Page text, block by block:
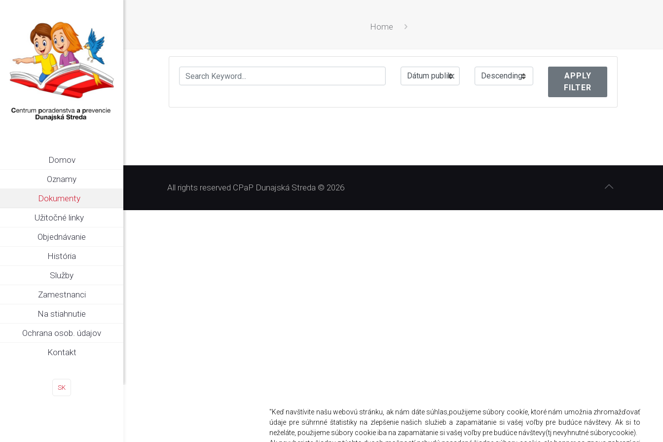
Domov
Oznamy
Dokumenty
Užitočné linky
Objednávanie
História
Služby
Zamestnanci
Na stiahnutie
Ochrana osob. údajov
Kontakt
SK
Home
APPLY
FILTER
All rights reserved CPaP Dunajská Streda © 2026
"Keď navštívite našu webovú stránku, ak nám dáte súhlas,použijeme súbory cookíe, ktoré nám umožnia zhromažďovať
údaje pre súhrnné štatistiky na zlepšenie našich služieb a zapamätanie si vašej voľby pre budúce návštevy. Ak si to
neželáte, použijeme súbory cookie iba na zapamätanie si vašej voľby pre budúce návštevy(tj nevyhnutné súborycookie).